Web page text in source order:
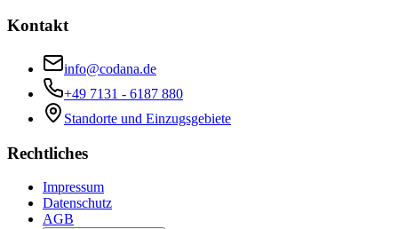
Kontakt
info@codana.de
+49 7131 - 6187 880
Standorte und Einzugsgebiete
Rechtliches
Impressum
Datenschutz
AGB